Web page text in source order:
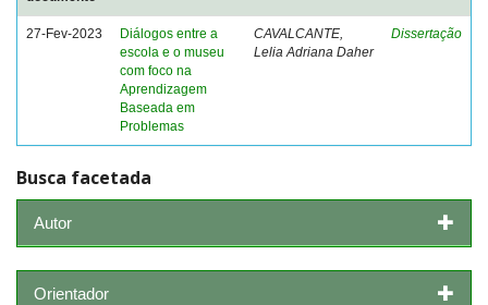
27-Fev-2023
Diálogos entre a
escola e o museu
com foco na
Aprendizagem
Baseada em
Problemas
CAVALCANTE,
Lelia Adriana Daher
Dissertação
Busca facetada
Autor
Orientador